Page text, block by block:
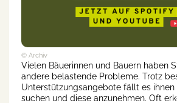
© Archiv
Vielen Bäuerinnen und Bauern haben
andere belastende Probleme. Trotz
Unterstützungsangebote fällt es ihnen
suchen und diese anzunehmen. Oft